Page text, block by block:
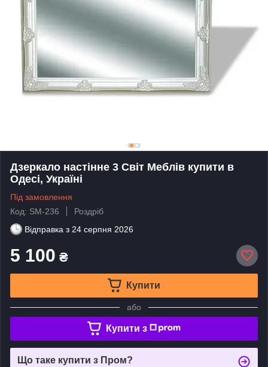
Дзеркало настінне 3 Світ Меблів купити в
Одесі, Україні
Під замовлення
Код: SM-236
Роздріб
Відправка з 24 серпня 2026
5 100 ₴
Купити
або
Купити з
Що таке купити з Пром?